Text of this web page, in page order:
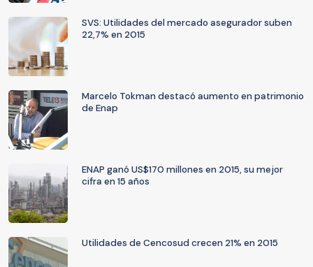
SVS: Utilidades del mercado asegurador suben
22,7% en 2015
Marcelo Tokman destacó aumento en patrimonio
de Enap
ENAP ganó US$170 millones en 2015, su mejor
cifra en 15 años
Utilidades de Cencosud crecen 21% en 2015